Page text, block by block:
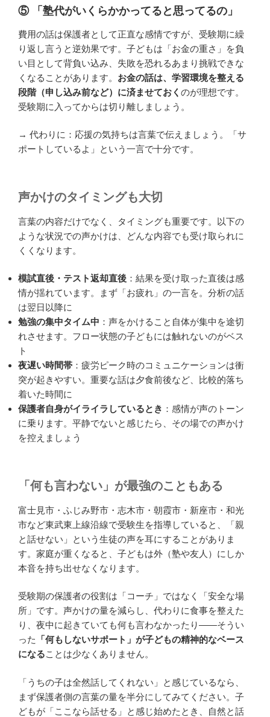
⑤ 「塾代がいくらかかってると思ってるの」
費用の話は保護者として正直な感情ですが、受験期に繰
り返し言うと逆効果です。子どもは「お金の重さ」を負
い目として背負い込み、失敗を恐れるあまり挑戦できな
くなることがあります。 お金の話は、学習環境を整える
段階（申し込み前など）に済ませておく のが理想です。
受験期に入ってからは切り離しましょう。
→ 代わりに：応援の気持ちは言葉で伝えましょう。「サ
ポートしているよ」という一言で十分です。
声かけのタイミングも大切
言葉の内容だけでなく、タイミングも重要です。以下の
ような状況での声かけは、どんな内容でも受け取られに
くくなります。
模試直後・テスト返却直後 ：結果を受け取った直後は感
情が揺れています。まず「お疲れ」の一言を。分析の話
は翌日以降に
勉強の集中タイム中 ：声をかけること自体が集中を途切
れさせます。フロー状態の子どもには触れないのがベス
ト
夜遅い時間帯 ：疲労ピーク時のコミュニケーションは衝
突が起きやすい。重要な話は夕食前後など、比較的落ち
着いた時間に
保護者自身がイライラしているとき ：感情が声のトーン
に乗ります。平静でないと感じたら、その場での声かけ
を控えましょう
「何も言わない」が最強のこともある
富士見市・ふじみ野市・志木市・朝霞市・新座市・和光
市など東武東上線沿線で受験生を指導していると、「親
と話せない」という生徒の声を耳にすることがありま
す。家庭が重くなると、子どもは外（塾や友人）にしか
本音を持ち出せなくなります。
受験期の保護者の役割は「コーチ」ではなく「安全な場
所」です。声かけの量を減らし、代わりに食事を整えた
り、夜中に起きていても何も言わなかったり——そうい
った
「何もしないサポート」が子どもの精神的なベース
になることは少なくありません。
「うちの子は全然話してくれない」と感じているなら、
まず保護者側の言葉の量を半分にしてみてください。子
どもが「ここなら話せる」と感じ始めたとき、自然と話